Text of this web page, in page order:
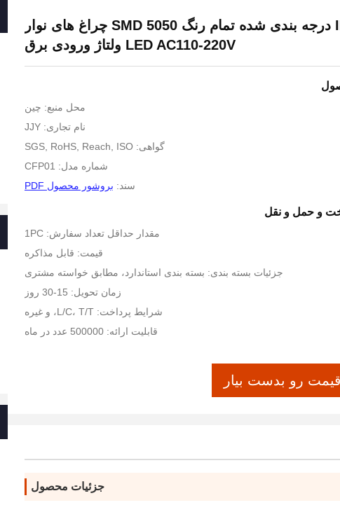
IP68 درجه بندی شده تمام رنگ SMD 5050 چراغ های نوار
LED AC110-220V ولتاژ ورودی برق
محل منبع: چین
نام تجاری: JJY
گواهی: SGS, RoHS, Reach, ISO
شماره مدل: CFP01
سند: بروشور محصول PDF
و حمل و نقل
مقدار حداقل تعداد سفارش: 1PC
قیمت: قابل مذاکره
جزئیات بسته بندی: بسته بندی استاندارد، مطابق خواسته مشتری
زمان تحویل: 15-30 روز
شرایط پرداخت: L/C، T/T، و غیره
قابلیت ارائه: 500000 عدد در ماه
قیمت رو بدست بیار
جزئیات محصول